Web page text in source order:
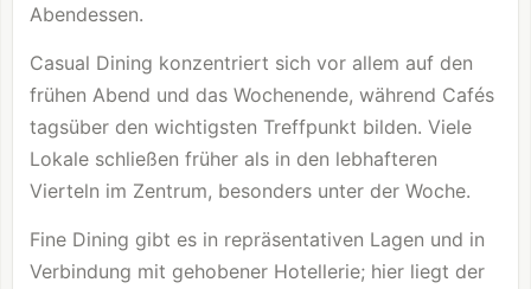
Abendessen.
Casual Dining konzentriert sich vor allem auf den
frühen Abend und das Wochenende, während Cafés
tagsüber den wichtigsten Treffpunkt bilden. Viele
Lokale schließen früher als in den lebhafteren
Vierteln im Zentrum, besonders unter der Woche.
Fine Dining gibt es in repräsentativen Lagen und in
Verbindung mit gehobener Hotellerie; hier liegt der